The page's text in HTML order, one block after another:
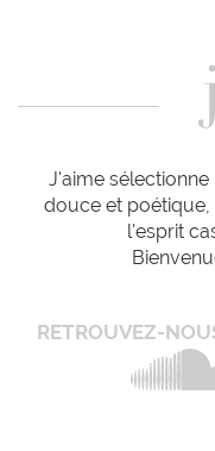
J'aime
douce et
l'esprit
RETROUVEZ-